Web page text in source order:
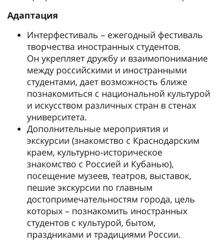
Адаптация
Интерфестиваль – ежегодный фестиваль
творчества иностранных студентов.
Он укрепляет дружбу и взаимопонимание
между российскими и иностранными
студентами, дает возможность ближе
познакомиться с национальной культурой
и искусством различных стран в стенах
университета.
Дополнительные мероприятия и
экскурсии (знакомство с Краснодарским
краем, культурно-историческое
знакомство с Россией и Кубанью),
посещение музеев, театров, выставок,
пешие экскурсии по главным
достопримечательностям города, цель
которых – познакомить иностранных
студентов с культурой, бытом,
праздниками и традициями России.